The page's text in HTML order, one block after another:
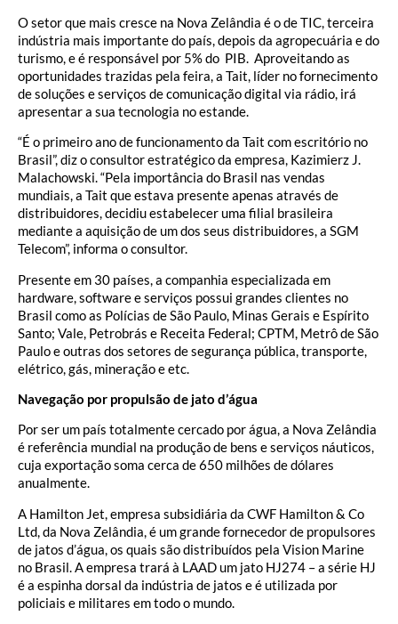
O setor que mais cresce na Nova Zelândia é o de TIC, terceira
indústria mais importante do país, depois da agropecuária e do
turismo, e é responsável por 5% do PIB. Aproveitando as
oportunidades trazidas pela feira, a Tait, líder no fornecimento
de soluções e serviços de comunicação digital via rádio, irá
apresentar a sua tecnologia no estande.
“É o primeiro ano de funcionamento da Tait com escritório no
Brasil”, diz o consultor estratégico da empresa, Kazimierz J.
Malachowski. “Pela importância do Brasil nas vendas
mundiais, a Tait que estava presente apenas através de
distribuidores, decidiu estabelecer uma filial brasileira
mediante a aquisição de um dos seus distribuidores, a SGM
Telecom”, informa o consultor.
Presente em 30 países, a companhia especializada em
hardware, software e serviços possui grandes clientes no
Brasil como as Polícias de São Paulo, Minas Gerais e Espírito
Santo; Vale, Petrobrás e Receita Federal; CPTM, Metrô de São
Paulo e outras dos setores de segurança pública, transporte,
elétrico, gás, mineração e etc.
Navegação por propulsão de jato d’água
Por ser um país totalmente cercado por água, a Nova Zelândia
é referência mundial na produção de bens e serviços náuticos,
cuja exportação soma cerca de 650 milhões de dólares
anualmente.
A Hamilton Jet, empresa subsidiária da CWF Hamilton & Co
Ltd, da Nova Zelândia, é um grande fornecedor de propulsores
de jatos d’água, os quais são distribuídos pela Vision Marine
no Brasil. A empresa trará à LAAD um jato HJ274 – a série HJ
é a espinha dorsal da indústria de jatos e é utilizada por
policiais e militares em todo o mundo.